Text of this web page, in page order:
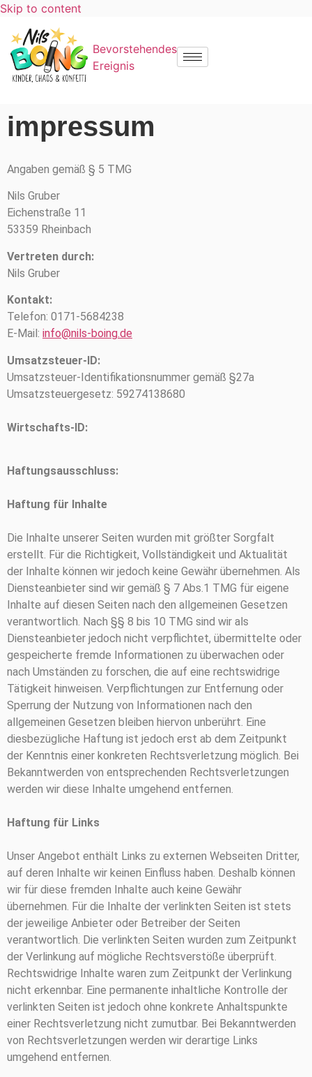
Skip to content
Bevorstehendes
Ereignis
impressum
Angaben gemäß § 5 TMG
Nils Gruber
Eichenstraße 11
53359 Rheinbach
Vertreten durch:
Nils Gruber
Kontakt:
Telefon: 0171-5684238
E-Mail: info@nils-boing.de
Umsatzsteuer-ID:
Umsatzsteuer-Identifikationsnummer gemäß §27a
Umsatzsteuergesetz: 59274138680
Wirtschafts-ID:
Haftungsausschluss:
Haftung für Inhalte
Die Inhalte unserer Seiten wurden mit größter Sorgfalt
erstellt. Für die Richtigkeit, Vollständigkeit und Aktualität
der Inhalte können wir jedoch keine Gewähr übernehmen. Als
Diensteanbieter sind wir gemäß § 7 Abs.1 TMG für eigene
Inhalte auf diesen Seiten nach den allgemeinen Gesetzen
verantwortlich. Nach §§ 8 bis 10 TMG sind wir als
Diensteanbieter jedoch nicht verpflichtet, übermittelte oder
gespeicherte fremde Informationen zu überwachen oder
nach Umständen zu forschen, die auf eine rechtswidrige
Tätigkeit hinweisen. Verpflichtungen zur Entfernung oder
Sperrung der Nutzung von Informationen nach den
allgemeinen Gesetzen bleiben hiervon unberührt. Eine
diesbezügliche Haftung ist jedoch erst ab dem Zeitpunkt
der Kenntnis einer konkreten Rechtsverletzung möglich. Bei
Bekanntwerden von entsprechenden Rechtsverletzungen
werden wir diese Inhalte umgehend entfernen.
Haftung für Links
Unser Angebot enthält Links zu externen Webseiten Dritter,
auf deren Inhalte wir keinen Einfluss haben. Deshalb können
wir für diese fremden Inhalte auch keine Gewähr
übernehmen. Für die Inhalte der verlinkten Seiten ist stets
der jeweilige Anbieter oder Betreiber der Seiten
verantwortlich. Die verlinkten Seiten wurden zum Zeitpunkt
der Verlinkung auf mögliche Rechtsverstöße überprüft.
Rechtswidrige Inhalte waren zum Zeitpunkt der Verlinkung
nicht erkennbar. Eine permanente inhaltliche Kontrolle der
verlinkten Seiten ist jedoch ohne konkrete Anhaltspunkte
einer Rechtsverletzung nicht zumutbar. Bei Bekanntwerden
von Rechtsverletzungen werden wir derartige Links
umgehend entfernen.